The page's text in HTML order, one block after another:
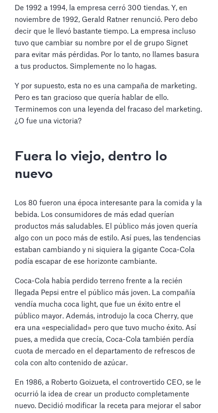
De 1992 a 1994, la empresa cerró 300 tiendas. Y, en
noviembre de 1992, Gerald Ratner renunció. Pero debo
decir que le llevó bastante tiempo. La empresa incluso
tuvo que cambiar su nombre por el de grupo Signet
para evitar más pérdidas. Por lo tanto, no llames basura
a tus productos. Simplemente no lo hagas.
Y por supuesto, esta no es una campaña de marketing.
Pero es tan gracioso que quería hablar de ello.
Terminemos con una leyenda del fracaso del marketing.
¿O fue una victoria?
Fuera lo viejo, dentro lo
nuevo
Los 80 fueron una época interesante para la comida y la
bebida. Los consumidores de más edad querían
productos más saludables. El público más joven quería
algo con un poco más de estilo. Así pues, las tendencias
estaban cambiando y ni siquiera la gigante Coca-Cola
podía escapar de ese horizonte cambiante.
Coca-Cola había perdido terreno frente a la recién
llegada Pepsi entre el público más joven. La compañía
vendía mucha coca light, que fue un éxito entre el
público mayor. Además, introdujo la coca Cherry, que
era una «especialidad» pero que tuvo mucho éxito. Así
pues, a medida que crecía, Coca-Cola también perdía
cuota de mercado en el departamento de refrescos de
cola con alto contenido de azúcar.
En 1986, a Roberto Goizueta, el controvertido CEO, se le
ocurrió la idea de crear un producto completamente
nuevo. Decidió modificar la receta para mejorar el sabor